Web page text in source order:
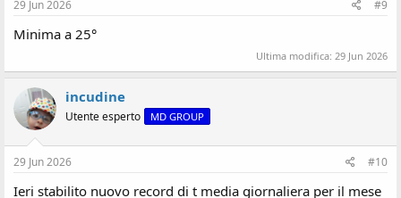
29 Jun 2026 #9
Minima a 25°
Ultima modifica: 29 Jun 2026
incudine
Utente esperto MD GROUP
29 Jun 2026 #10
Ieri stabilito nuovo record di t media giornaliera per il mese